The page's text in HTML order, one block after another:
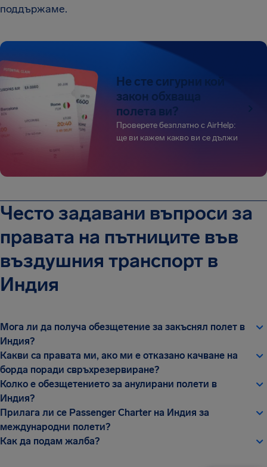
поддържаме.
Не сте сигурни кой
закон обхваща
полета ви?
Проверете безплатно с AirHelp:
ще ви кажем какво ви се дължи
Често задавани въпроси за
правата на пътниците във
въздушния транспорт в
Индия
Мога ли да получа обезщетение за закъснял полет в
Индия?
Какви са правата ми, ако ми е отказано качване на
борда поради свръхрезервиране?
Колко е обезщетението за анулирани полети в
Индия?
Прилага ли се Passenger Charter на Индия за
международни полети?
Как да подам жалба?